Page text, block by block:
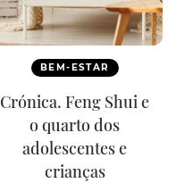
BEM-ESTAR
Crónica. Feng Shui e
o quarto dos
adolescentes e
crianças